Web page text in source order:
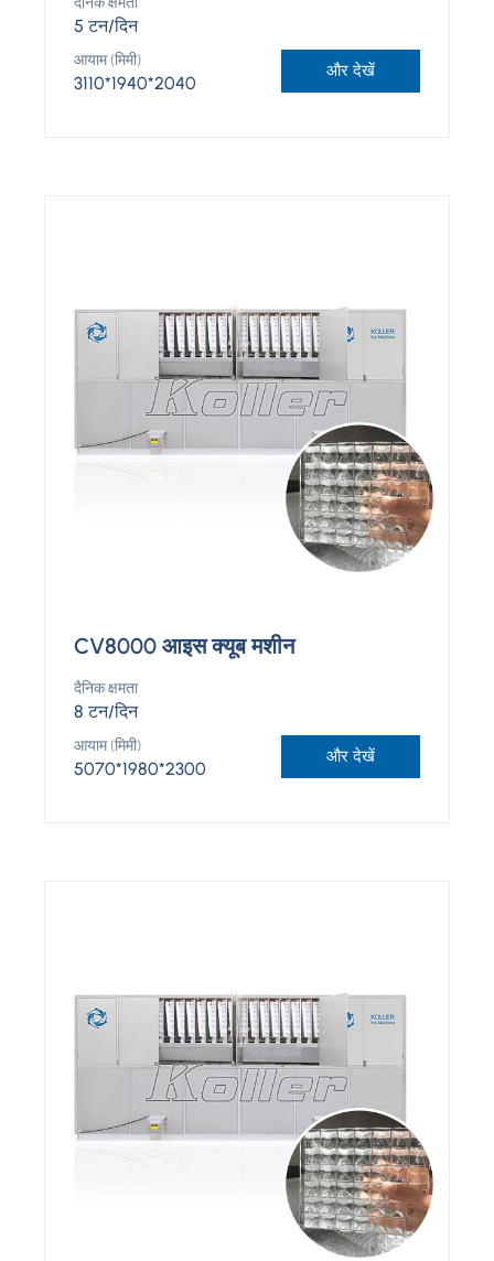
5 टन/दिन
आयाम (मिमी)
3110*1940*2040
और देखें
CV8000 आइस क्यूब मशीन
दैनिक क्षमता
8 टन/दिन
आयाम (मिमी)
5070*1980*2300
और देखें